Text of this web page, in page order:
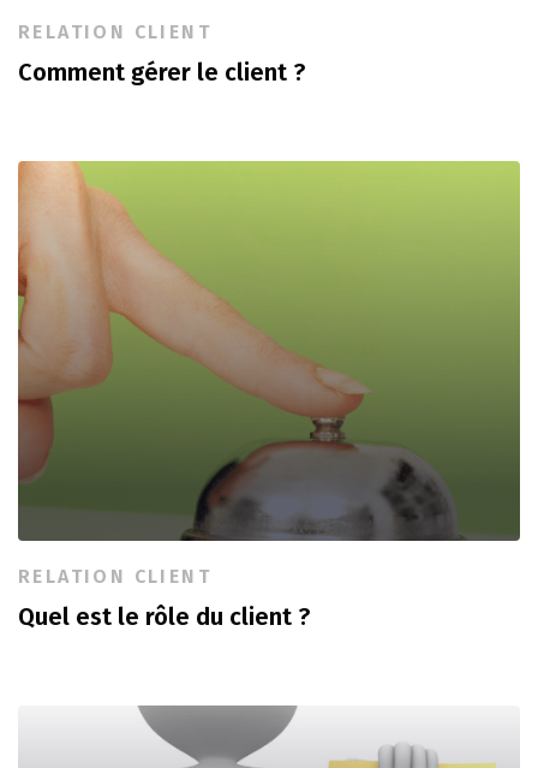
RELATION CLIENT
Comment gérer le client ?
RELATION CLIENT
Quel est le rôle du client ?